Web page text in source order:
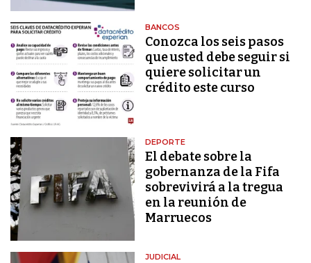
BANCOS
Conozca los seis pasos
que usted debe seguir si
quiere solicitar un
crédito este curso
DEPORTE
El debate sobre la
gobernanza de la Fifa
sobrevivirá a la tregua
en la reunión de
Marruecos
JUDICIAL